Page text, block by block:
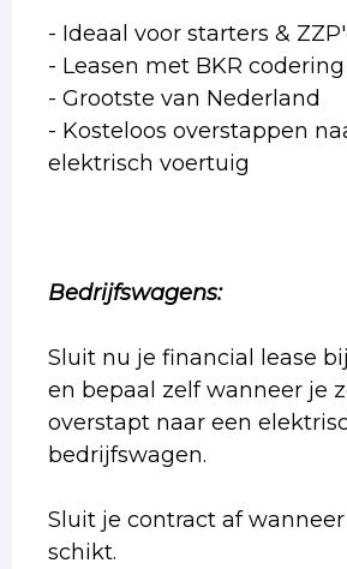
- Ideaal voor starters &
- Leasen met BKR
- Grootste van Nederland
- Kosteloos overstappen
elektrisch voertuig
Bedrijfswagens:
Sluit nu je financial lease
en bepaal zelf wanneer je
overstapt naar een
bedrijfswagen.
Sluit je contract af
schikt.